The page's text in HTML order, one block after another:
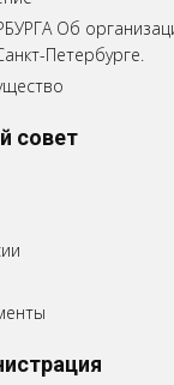
Об
Петербурге.
совет